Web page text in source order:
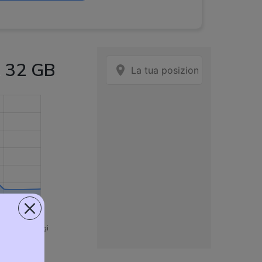
x 0,799 cm
GB
×